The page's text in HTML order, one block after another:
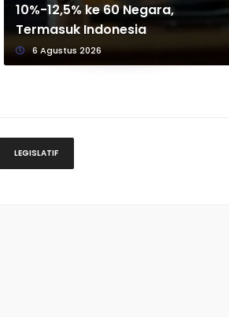
10%-12,5% ke 60 Negara,
Termasuk Indonesia
6 Agustus 2026
LEGISLATIF